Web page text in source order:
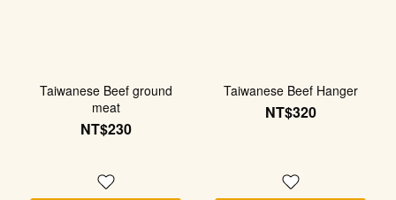
Taiwanese Beef ground
meat
NT$230
Taiwanese Beef Hanger
NT$320